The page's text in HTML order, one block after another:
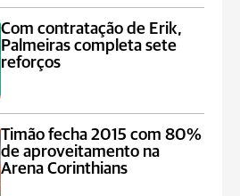
Com contratação de Erik,
Palmeiras completa sete
reforços
Timão fecha 2015 com 80%
de aproveitamento na
Arena Corinthians